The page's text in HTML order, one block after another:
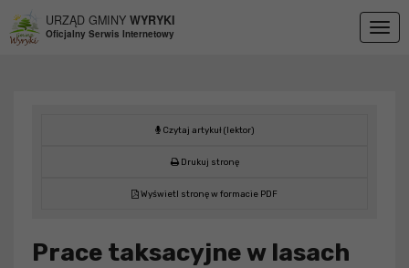
URZĄD GMINY WYRYKI
Oficjalny Serwis Internetowy
Czytaj artykuł (lektor)
Drukuj stronę
Wyświetl stronę w formacie PDF
Prace taksacyjne w lasach